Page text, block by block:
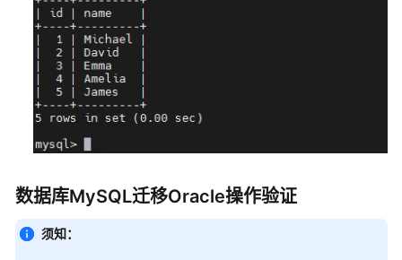
批
量
开
服
数
据
解
方
案
数据库MySQL迁移Oracle操作验证
须知：